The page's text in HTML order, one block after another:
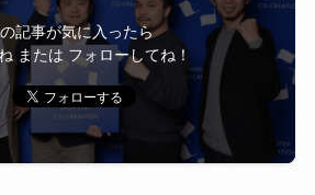
記事が気に入ったら
または フォローしてね！